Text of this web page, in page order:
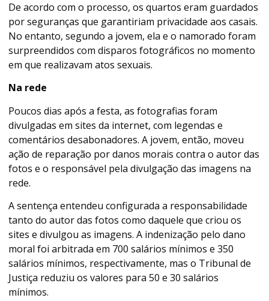
De acordo com o processo, os quartos eram guardados
por seguranças que garantiriam privacidade aos casais.
No entanto, segundo a jovem, ela e o namorado foram
surpreendidos com disparos fotográficos no momento
em que realizavam atos sexuais.
Na rede
Poucos dias após a festa, as fotografias foram
divulgadas em sites da internet, com legendas e
comentários desabonadores. A jovem, então, moveu
ação de reparação por danos morais contra o autor das
fotos e o responsável pela divulgação das imagens na
rede.
A sentença entendeu configurada a responsabilidade
tanto do autor das fotos como daquele que criou os
sites e divulgou as imagens. A indenização pelo dano
moral foi arbitrada em 700 salários mínimos e 350
salários mínimos, respectivamente, mas o Tribunal de
Justiça reduziu os valores para 50 e 30 salários
mínimos.